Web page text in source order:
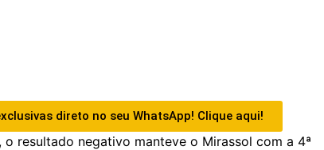
direto no seu WhatsApp! Clique aqui!
resultado negativo manteve o Mirassol com a 4ª